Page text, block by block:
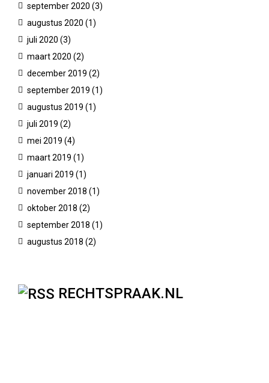
september 2020 (3)
augustus 2020 (1)
juli 2020 (3)
maart 2020 (2)
december 2019 (2)
september 2019 (1)
augustus 2019 (1)
juli 2019 (2)
mei 2019 (4)
maart 2019 (1)
januari 2019 (1)
november 2018 (1)
oktober 2018 (2)
september 2018 (1)
augustus 2018 (2)
RECHTSPRAAK.NL